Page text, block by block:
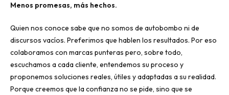
Menos promesas, más hechos.
Quien nos conoce sabe que no somos de autobombo ni de
discursos vacíos. Preferimos que hablen los resultados. Por eso
colaboramos con marcas punteras pero, sobre todo,
escuchamos a cada cliente, entendemos su proceso y
proponemos soluciones reales, útiles y adaptadas a su realidad.
Porque creemos que la confianza no se pide, sino que se